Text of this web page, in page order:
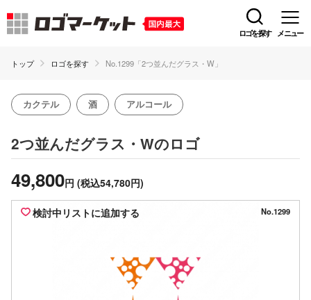
ロゴを探す メニュー
トップ ロゴを探す No.1299「2つ並んだグラス・W」
カクテル 酒 アルコール
2つ並んだグラス・Wのロゴ
49,800円 (税込54,780円)
検討中リストに追加する No.1299